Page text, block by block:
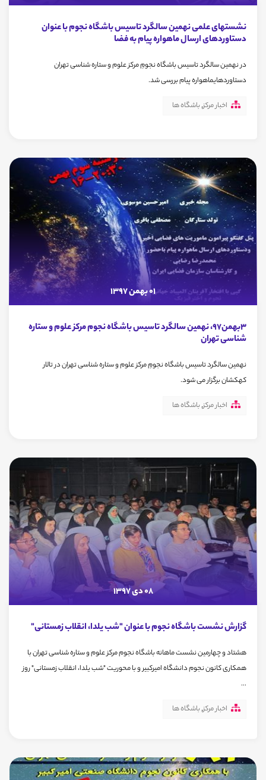
نشستهای علمی نهمین سالگرد تاسیس باشگاه نجوم با عنوان
دستاوردهای ارسال ماهواره پیام به فضا
در نهمین سالگرد تاسیس باشگاه نجومِ مرکز علوم و ستاره شناسی تهران
دستاوردهایماهواره پیام بررسی شد.
اخبار مرکز,باشگاه ها
01 بهمن 1397
3بهمن97، نهمین سالگرد تاسیس باشگاه نجوم مرکز علوم و ستاره
شناسی تهران
نهمین سالگرد تاسیس باشگاه نجومِ مرکز علوم و ستاره شناسی تهران در تالار
کهکشان برگزار می شود.
اخبار مرکز,باشگاه ها
08 دی 1397
گزارش نشست باشگاه نجوم با عنوان "شب یلدا، انقلاب زمستانی"
هشتاد و چهارمین نشست ماهانه باشگاه نجوم مرکز علوم و ستاره شناسی تهران با
همکاری کانون نجوم دانشگاه امیرکبیر و با محوریت "شب یلدا، انقلاب زمستانی" روز
...
اخبار مرکز,باشگاه ها